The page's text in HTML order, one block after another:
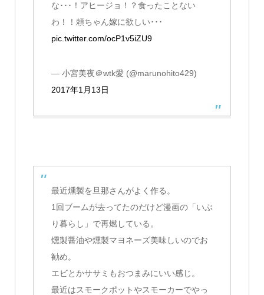
な･･･！アヒージョ！？食ったことない
わ！！頼ちゃん嫁に欲しい･･･
pic.twitter.com/ocP1v5iZU9
— 小宮美夜＠wtk愛 (@marunohito429)
2017年1月13日
最近燻製を旦那さんがよく作る。
1回ブームが去ってたのだけど漫画の「いぶ
り暮らし」で再燃している。
燻製醤油や燻製マヨネーズ美味しいのでお
勧め。
エビとかササミもおつまみにいい感じ。
最近はスモークポットやスモーカーでやっ